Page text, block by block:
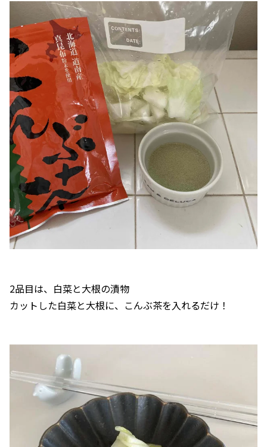
2品目は、白菜と大根の漬物
カットした白菜と大根に、こんぶ茶を入れるだけ！